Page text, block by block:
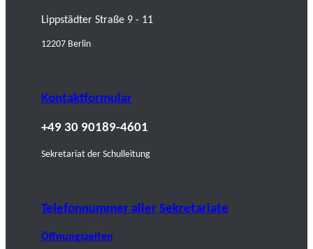
Lippstädter Straße 9 - 11
12207 Berlin
Kontaktformular
+49 30 90189-4601
Sekretariat der Schulleitung
Telefonnummer aller Sekretariate
Öffnungszeiten